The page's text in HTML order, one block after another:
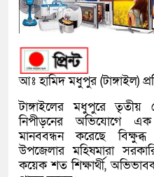
আঃ হামিদ মধুপুর (টাঙ্গাইল)
টাঙ্গাইলের মধুপুরে তৃতীয়
নিপীড়নের অভিযোগে এক
মানববন্ধন করেছে
উপজেলার মহিষমারা
কয়েক শত শিক্ষার্থী,